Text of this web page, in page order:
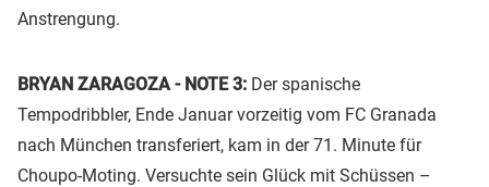
Anstrengung.
BRYAN ZARAGOZA - NOTE 3: Der spanische
Tempodribbler, Ende Januar vorzeitig vom FC Granada
nach München transferiert, kam in der 71. Minute für
Choupo-Moting. Versuchte sein Glück mit Schüssen –